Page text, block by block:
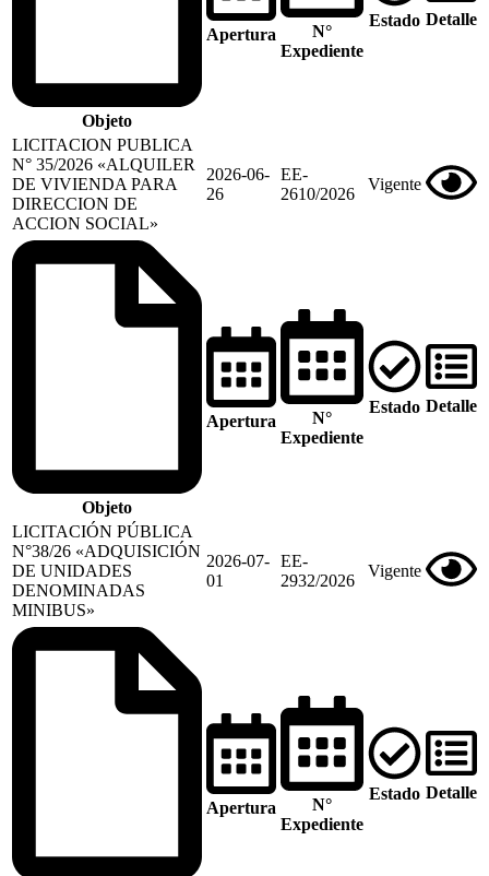
Objeto
Apertura
N°
Expediente
Estado Detalle
LICITACION PUBLICA
N° 35/2026 «ALQUILER
DE VIVIENDA PARA
DIRECCION DE
ACCION SOCIAL»
2026-06-
26
EE-
2610/2026
Vigente
Objeto
Apertura
N°
Expediente
Estado Detalle
LICITACIÓN PÚBLICA
N°38/26 «ADQUISICIÓN
DE UNIDADES
DENOMINADAS
MINIBUS»
2026-07-
01
EE-
2932/2026
Vigente
Apertura
N°
Expediente
Estado Detalle